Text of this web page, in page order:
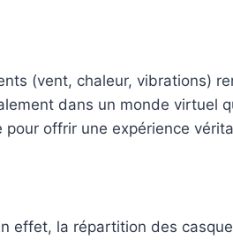
(vent, chaleur, vibrations)
dans un monde virtuel
offrir une expérience
la répartition des